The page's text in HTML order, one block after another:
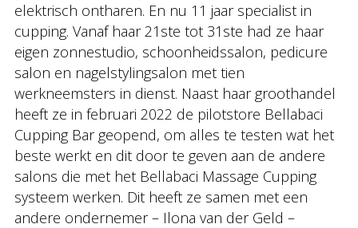
elektrisch ontharen. En nu 11 jaar specialist in
cupping. Vanaf haar 21ste tot 31ste had ze haar
eigen zonnestudio, schoonheidssalon, pedicure
salon en nagelstylingsalon met tien
werkneemsters in dienst. Naast haar groothandel
heeft ze in februari 2022 de pilotstore Bellabaci
Cupping Bar geopend, om alles te testen wat het
beste werkt en dit door te geven aan de andere
salons die met het Bellabaci Massage Cupping
systeem werken. Dit heeft ze samen met een
andere ondernemer – Ilona van der Geld –